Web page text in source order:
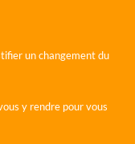
un changement du
y rendre pour vous